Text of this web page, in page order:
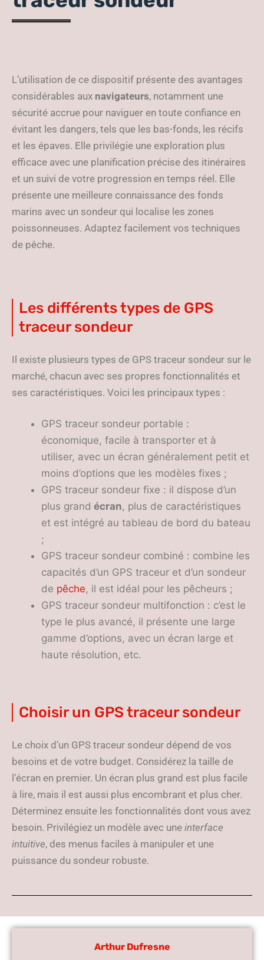
L’utilisation de ce dispositif présente des avantages
considérables aux navigateurs, notamment une
sécurité accrue pour naviguer en toute confiance en
évitant les dangers, tels que les bas-fonds, les récifs
et les épaves. Elle privilégie une exploration plus
efficace avec une planification précise des itinéraires
et un suivi de votre progression en temps réel. Elle
présente une meilleure connaissance des fonds
marins avec un sondeur qui localise les zones
poissonneuses. Adaptez facilement vos techniques
de pêche.
Les différents types de GPS
traceur sondeur
Il existe plusieurs types de GPS traceur sondeur sur le
marché, chacun avec ses propres fonctionnalités et
ses caractéristiques. Voici les principaux types :
GPS traceur sondeur portable :
économique, facile à transporter et à
utiliser, avec un écran généralement petit et
moins d’options que les modèles fixes ;
GPS traceur sondeur fixe : il dispose d’un
plus grand écran, plus de caractéristiques
et est intégré au tableau de bord du bateau
;
GPS traceur sondeur combiné : combine les
capacités d’un GPS traceur et d’un sondeur
de pêche, il est idéal pour les pêcheurs ;
GPS traceur sondeur multifonction : c’est le
type le plus avancé, il présente une large
gamme d’options, avec un écran large et
haute résolution, etc.
Choisir un GPS traceur sondeur
Le choix d’un GPS traceur sondeur dépend de vos
besoins et de votre budget. Considérez la taille de
l’écran en premier. Un écran plus grand est plus facile
à lire, mais il est aussi plus encombrant et plus cher.
Déterminez ensuite les fonctionnalités dont vous avez
besoin. Privilégiez un modèle avec une interface
intuitive, des menus faciles à manipuler et une
puissance du sondeur robuste.
Arthur Dufresne